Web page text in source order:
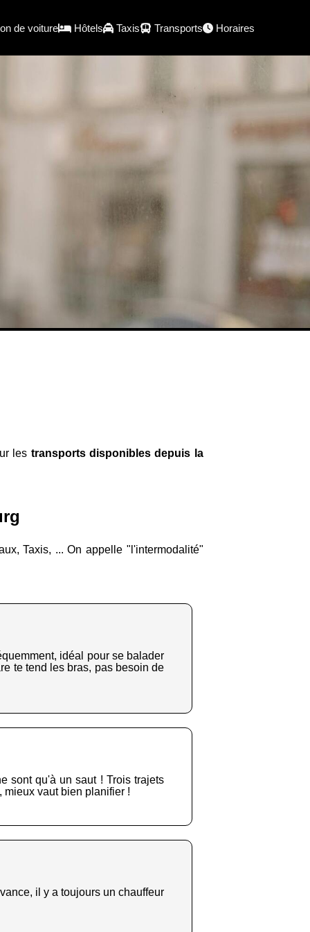
de voiture Hôtels Taxis Transports Horaires
les transports disponibles depuis la
Taxis, ... On appelle "l'intermodalité"
idéal pour se balader
te tend les bras, pas besoin de
sont qu'à un saut ! Trois trajets
vaut bien planifier !
il y a toujours un chauffeur